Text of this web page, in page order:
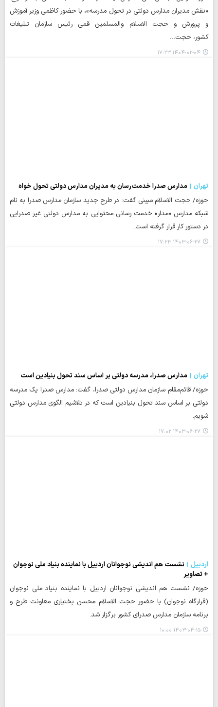
«نقش مدیران مدارس دولتی در تحول مدرسه»، با حضور کاظمی وزیر آموزش
و پرورش و حجت الاسلام والمسلمین قمی رئیس سازمان تبلیغات
کشور، حجت…
۱۴۰۴-۰۲-۰۴ ۱۷:۲۳
تهران
مدارس صدرا خدمت‌رسان به مدیران مدارس دولتی تحول خواه
حوزه/ حجت الاسلام مبینی گفت: در طرح جدید سازمان مدارس صدرا به نام
شبکه مدارس «مدار» خدمت رسانی محتوایی به مدارس دولتی غیر صدرایی
در دستور کار قرار گرفته است.
۱۴۰۳-۰۶-۲۷ ۱۷:۲۳
تهران
مدارس صدرا، مدرسه دولتی بر اساس سند تحول بنیادین است
حوزه/ قائم‌مقام سازمان مدارس دولتی صدرا، گفت: مدارس صدرا یک مدرسه
دولتی بر اساس سند تحول بنیادین است که در تلاشیم الگوی مدارس دولتی
شویم.
۱۴۰۳-۰۶-۲۷ ۱۷:۰۲
اردبیل
نشست هم اندیشی نوجوانان اردبیل با نماینده بنیاد ملی نوجوان
+ تصاویر
حوزه/ نشست هم اندیشی نوجوانان اردبیل با نماینده بنیاد ملی نوجوان
(قرارگاه نوجوان) با حضور حجت الاسلام محسن بختیاری معاونت طرح و
برنامه سازمان مدارس صدرای کشور برگزار شد.
۱۴۰۳-۰۴-۱۵ ۱۰:۰۰